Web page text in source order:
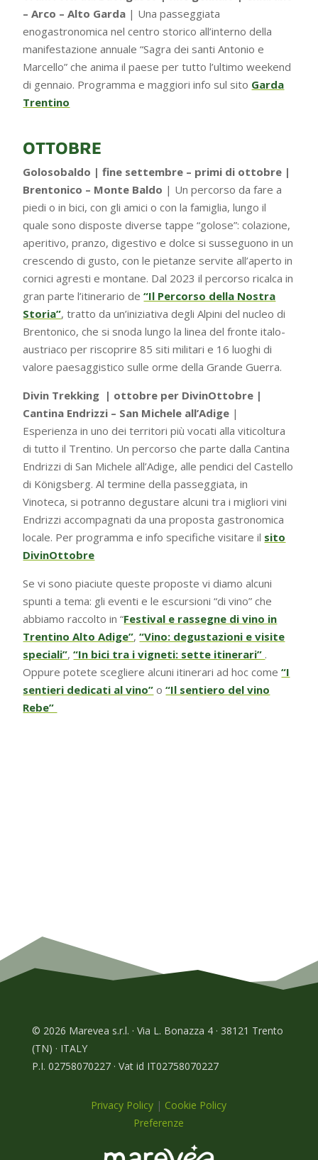
– Arco – Alto Garda | Una passeggiata
enogastronomica nel centro storico all’interno della
manifestazione annuale “Sagra dei santi Antonio e
Marcello” che anima il paese per tutto l’ultimo weekend
di gennaio. Programma e maggiori info sul sito Garda
Trentino
OTTOBRE
Golosobaldo | fine settembre – primi di ottobre |
Brentonico – Monte Baldo | Un percorso da fare a
piedi o in bici, con gli amici o con la famiglia, lungo il
quale sono disposte diverse tappe “golose”: colazione,
aperitivo, pranzo, digestivo e dolce si susseguono in un
crescendo di gusto, con le pietanze servite all’aperto in
cornici agresti e montane. Dal 2023 il percorso ricalca in
gran parte l’itinerario de“Il Percorso della Nostra
Storia”, tratto da un’iniziativa degli Alpini del nucleo di
Brentonico, che si snoda lungo la linea del fronte italo-
austriaco per riscoprire 85 siti militari e 16 luoghi di
valore paesaggistico sulle orme della Grande Guerra.
Divin Trekking | ottobre per DivinOttobre |
Cantina Endrizzi – San Michele all’Adige |
Esperienza in uno dei territori più vocati alla viticoltura
di tutto il Trentino. Un percorso che parte dalla Cantina
Endrizzi di San Michele all’Adige, alle pendici del Castello
di Königsberg. Al termine della passeggiata, in
Vinoteca, si potranno degustare alcuni tra i migliori vini
Endrizzi accompagnati da una proposta gastronomica
locale. Per programma e info specifiche visitare il sito
DivinOttobre
Se vi sono piaciute queste proposte vi diamo alcuni
spunti a tema: gli eventi e le escursioni “di vino” che
abbiamo raccolto in “Festival e rassegne di vino in
Trentino Alto Adige”,“Vino: degustazioni e visite
speciali”,“In bici tra i vigneti: sette itinerari” .
Oppure potete scegliere alcuni itinerari ad hoc come“I
sentieri dedicati al vino” o“Il sentiero del vino
Rebe”
© 2026 Marevea s.r.l. · Via L. Bonazza 4 · 38121 Trento
(TN) · ITALY
P.I. 02758070227 · Vat id IT02758070227
Privacy Policy | Cookie Policy
Preferenze